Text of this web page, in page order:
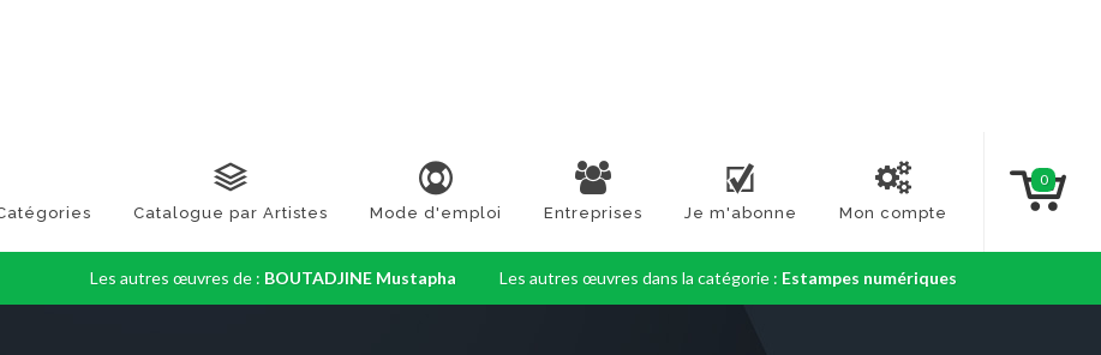
Catalogue par Artistes Mode d'emploi Entreprises Je m'abonne Mon compte
0
Les autres œuvres de : BOUTADJINE Mustapha Les autres œuvres dans la catégorie : Estampes numériques